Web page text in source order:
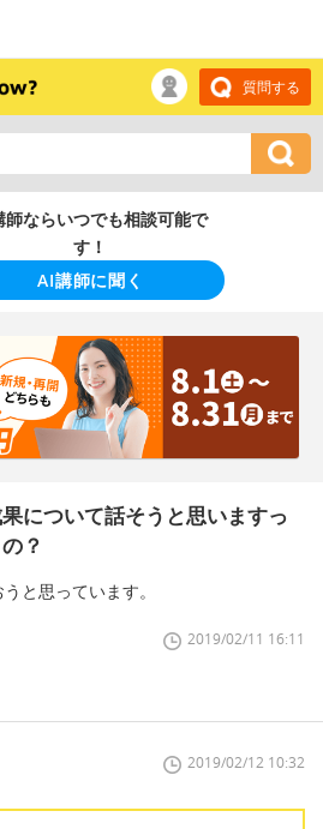
質問する
師ならいつでも相談可能で
す！
AI講師に聞く
について話そうと思いますっ
？
と思っています。
2019/02/11 16:11
2019/02/12 10:32